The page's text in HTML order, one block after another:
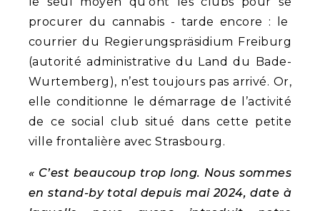
procurer du cannabis - tarde encore : le
courrier du Regierungspräsidium Freiburg
(autorité administrative du Land du Bade-
Wurtemberg), n’est toujours pas arrivé. Or,
elle conditionne le démarrage de l’activité
de ce social club situé dans cette petite
ville frontalière avec Strasbourg.
« C’est beaucoup trop long. Nous sommes
en stand-by total depuis mai 2024, date à